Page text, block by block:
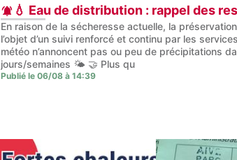
💧 Eau de distribution : rappel des
En raison de la sécheresse actuelle, la
l’objet d’un suivi renforcé et continu par les
météo n’annoncent pas ou peu de précipitations
jours/semaines 🌤️ 🤝 Plus qu
Publié le 06/08 à 14:39